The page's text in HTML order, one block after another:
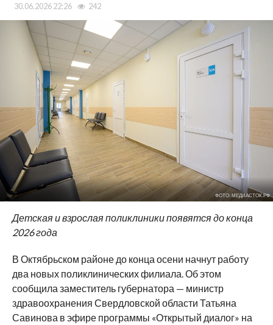
30.06.2026 22:26 242
ФОТО: МЕДИАСТОК.РФ
Детская и взрослая поликлиники появятся до конца
2026 года
В Октябрьском районе до конца осени начнут работу
два новых поликлинических филиала. Об этом
сообщила заместитель губернатора — министр
здравоохранения Свердловской области Татьяна
Савинова в эфире программы «Открытый диалог» на